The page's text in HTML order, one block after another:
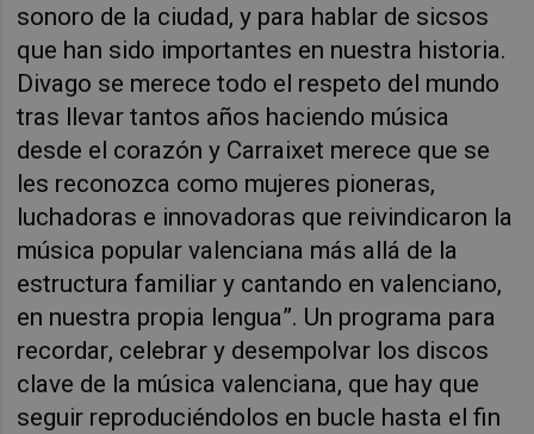
sonoro de la ciudad, y para hablar de sicsos
que han sido importantes en nuestra historia.
Divago se merece todo el respeto del mundo
tras llevar tantos años haciendo música
desde el corazón y Carraixet merece que se
les reconozca como mujeres pioneras,
luchadoras e innovadoras que reivindicaron la
música popular valenciana más allá de la
estructura familiar y cantando en valenciano,
en nuestra propia lengua”. Un programa para
recordar, celebrar y desempolvar los discos
clave de la música valenciana, que hay que
seguir reproduciéndolos en bucle hasta el fin